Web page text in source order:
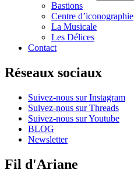
Bastions
Centre d’iconographie
La Musicale
Les Délices
Contact
Réseaux sociaux
Suivez-nous sur Instagram
Suivez-nous sur Threads
Suivez-nous sur Youtube
BLOG
Newsletter
Fil d'Ariane